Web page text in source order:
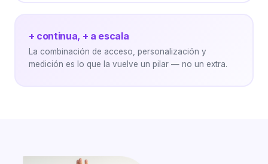
+ continua, + a escala
La combinación de acceso, personalización y
medición es lo que la vuelve un pilar — no un extra.